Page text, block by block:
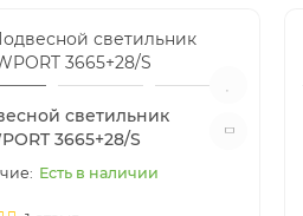
светильник
3665+28/S
Есть в наличии